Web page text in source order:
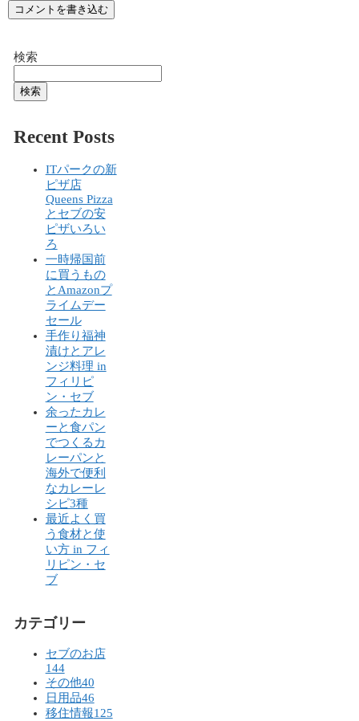
コメントを書き込む
検索
検索
Recent Posts
ITパークの新
ピザ店
Queens Pizza
とセブの安
ピザいろい
ろ
一時帰国前
に買うもの
とAmazonプ
ライムデー
セール
手作り福神
漬けとアレ
ンジ料理 in
フィリピ
ン・セブ
余ったカレ
ーと食パン
でつくるカ
レーパンと
海外で便利
なカレーレ
シピ3種
最近よく買
う食材と使
い方 in フィ
リピン・セ
ブ
カテゴリー
セブのお店
144
その他40
日用品46
移住情報125